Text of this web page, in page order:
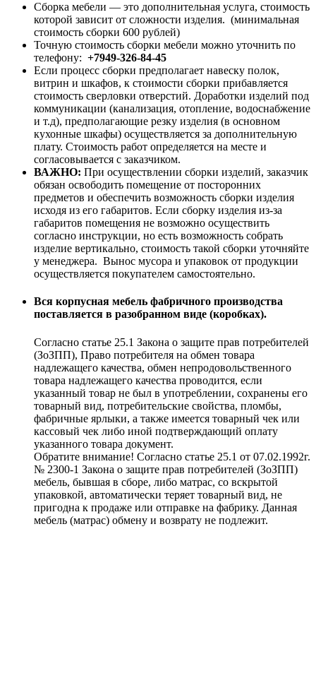
Сборка мебели — это дополнительная услуга, стоимость
которой зависит от сложности изделия. (минимальная
стоимость сборки 600 рублей)
Точную стоимость сборки мебели можно уточнить по
телефону: +7949-326-84-45
Если процесс сборки предполагает навеску полок,
витрин и шкафов, к стоимости сборки прибавляется
стоимость сверловки отверстий. Доработки изделий под
коммуникации (канализация, отопление, водоснабжение
и т.д), предполагающие резку изделия (в основном
кухонные шкафы) осуществляется за дополнительную
плату. Стоимость работ определяется на месте и
согласовывается с заказчиком.
ВАЖНО: При осуществлении сборки изделий, заказчик
обязан освободить помещение от посторонних
предметов и обеспечить возможность сборки изделия
исходя из его габаритов. Если сборку изделия из-за
габаритов помещения не возможно осуществить
согласно инструкции, но есть возможность собрать
изделие вертикально, стоимость такой сборки уточняйте
у менеджера. Вынос мусора и упаковок от продукции
осуществляется покупателем самостоятельно.
Вся корпусная мебель фабричного производства
поставляется в разобранном виде (коробках).
Согласно статье 25.1 Закона о защите прав потребителей
(ЗоЗПП), Право потребителя на обмен товара
надлежащего качества, обмен непродовольственного
товара надлежащего качества проводится, если
указанный товар не был в употреблении, сохранены его
товарный вид, потребительские свойства, пломбы,
фабричные ярлыки, а также имеется товарный чек или
кассовый чек либо иной подтверждающий оплату
указанного товара документ.
Обратите внимание! Согласно статье 25.1 от 07.02.1992г.
№ 2300-1 Закона о защите прав потребителей (ЗоЗПП)
мебель, бывшая в сборе, либо матрас, со вскрытой
упаковкой, автоматически теряет товарный вид, не
пригодна к продаже или отправке на фабрику. Данная
мебель (матрас) обмену и возврату не подлежит.